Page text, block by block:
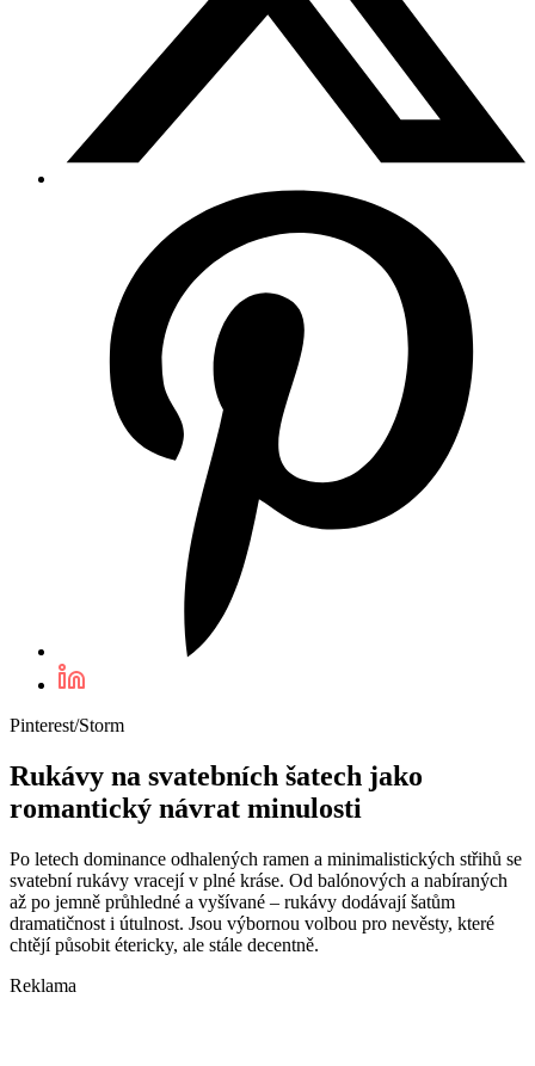
Pinterest/Storm
Rukávy na svatebních šatech jako
romantický návrat minulosti
Po letech dominance odhalených ramen a minimalistických střihů se
svatební rukávy vracejí v plné kráse. Od balónových a nabíraných
až po jemně průhledné a vyšívané – rukávy dodávají šatům
dramatičnost i útulnost. Jsou výbornou volbou pro nevěsty, které
chtějí působit étericky, ale stále decentně.
Reklama